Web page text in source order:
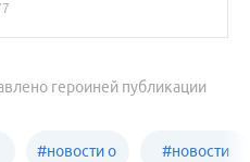
героиней публикации
#новости о #новости